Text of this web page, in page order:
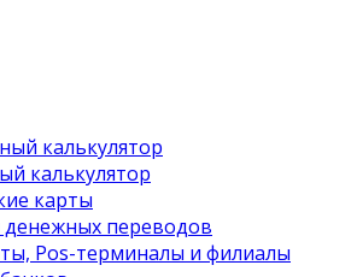
калькулятор
калькулятор
карты
переводов
Pos-терминалы и филиалы